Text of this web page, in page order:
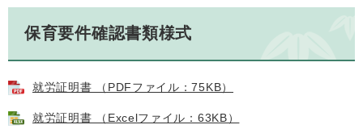
保育要件確認書類様式
就労証明書 （PDFファイル：75KB）
就労証明書 （Excelファイル：63KB）